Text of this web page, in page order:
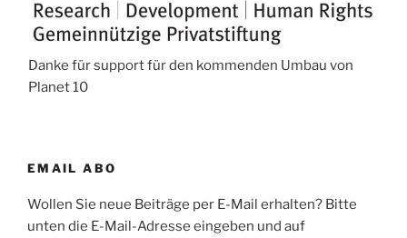
Danke für support für den kommenden Umbau von
Planet 10
EMAIL ABO
Wollen Sie neue Beiträge per E-Mail erhalten? Bitte
unten die E-Mail-Adresse eingeben und auf